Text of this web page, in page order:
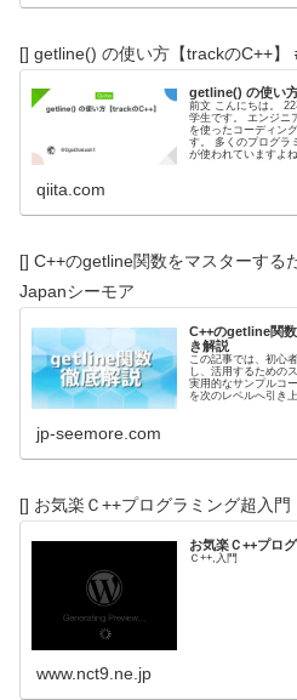
[] getline() の使い方【trackのC++】
getline() の使い
前文 こんにちは。
学生です。 エンジニ
を使ったコーディン
す。 多くのプログラ
が使われていますよ
qiita.com
[] C++のgetline関数をマスターする
Japanシーモア
C++のgetline関
き解説
この記事では、初心
し、活用するための
実用的なサンプルコ
を次のレベルへ引き
jp-seemore.com
[] お気楽Ｃ++プログラミング超入門
お気楽Ｃ++プロ
Ｃ++,入門
www.nct9.ne.jp